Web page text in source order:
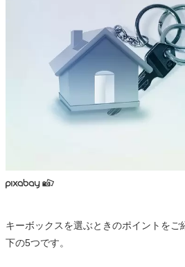
キーボックスを選ぶときのポイントをご
下の5つです。